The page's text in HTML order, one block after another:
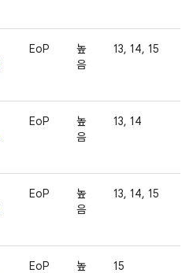
EoP
높
음
13, 14, 15
EoP
높
음
13, 14
EoP
높
음
13, 14, 15
EoP
높
15